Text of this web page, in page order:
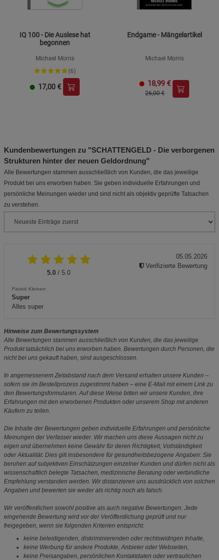
IQ 100 - Die Auslese hat
begonnen
Michael Morris
(6)
17,00 €
Endgame - Mängelartikel
Michael Morris
18,99 €
26,00 €
Kundenbewertungen zu "SCHATTENGELD - Die verborgenen
Strukturen hinter der neuen Geldordnung"
Alle Bewertungen stammen ausschließlich von Kunden, die das jeweilige
Produkt bei uns erworben haben. Sie geben individuelle Erfahrungen und
persönliche Meinungen wieder und sind nicht als objektiv geprüfte Tatsachen
zu verstehen.
5.0 / 5.0
Patrick Kleinert
Super
Alles super
05.05.2026
Verifizierte Bewertung
Hinweise zum Bewertungssystem
Alle Bewertungen stammen ausschließlich von Kunden, die das jeweilige
Produkt tatsächlich bei uns erworben haben. Bewertungen durch Personen, die
nicht bei uns gekauft haben, sind ausgeschlossen.
In angemessenem Zeitabstand nach dem Versand erhalten unsere Kunden –
sofern sie im Bestellprozess zugestimmt haben – eine E-Mail mit einem Link zu
den Bewertungsformularen. Auf diese Weise bitten wir unsere Kunden, ihre
Erfahrungen mit den erworbenen Produkten oder unserem Shop mit anderen
Käufern zu teilen.
Die Inhalte der Bewertungen geben individuelle Erfahrungen und persönliche
Meinungen der Verfasser wieder. Wir machen uns diese Aussagen nicht zu
eigen und übernehmen keine Gewähr für deren Richtigkeit, Vollständigkeit
oder Aktualität. Dies gilt insbesondere für gesundheitsbezogene Angaben: Sie
beruhen auf subjektiven Einschätzungen einzelner Kunden und dürfen nicht als
wissenschaftlich belegte Tatsachen, medizinische Beratung oder verbindliche
Empfehlung verstanden werden. Wir distanzieren uns ausdrücklich von solchen
Angaben und bewerten sie weder als richtig noch als falsch.
Wir veröffentlichen sowohl positive als auch negative Bewertungen. Jede
eingehende Bewertung wird vor der Veröffentlichung geprüft und nur
freigegeben, wenn sie folgenden Kriterien entspricht:
keine beleidigenden, diskriminierenden oder rechtswidrigen Inhalte,
keine Werbung für andere Produkte, Anbieter oder Webseiten,
keine Preisangaben, persönlichen Kontaktdaten oder vertraulichen